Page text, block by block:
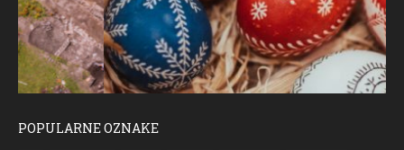
POPULARNE OZNAKE